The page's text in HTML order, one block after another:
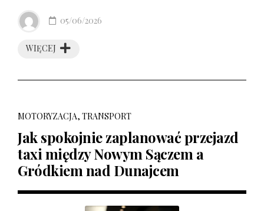
WIĘCEJ
05/06/2026
MOTORYZACJA, TRANSPORT
Jak spokojnie zaplanować przejazd
taxi między Nowym Sączem a
Gródkiem nad Dunajcem